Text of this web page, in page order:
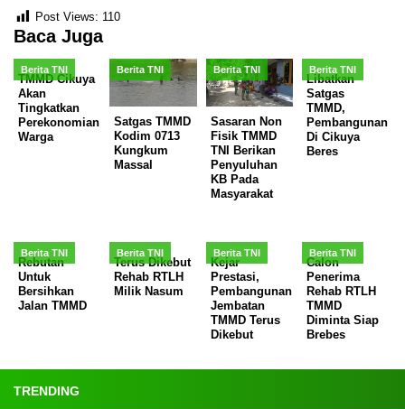
Post Views: 110
Baca Juga
Berita TNI
TMMD Cikuya
Akan
Tingkatkan
Perekonomian
Warga
Berita TNI
Satgas TMMD
Kodim 0713
Kungkum
Massal
Berita TNI
Sasaran Non
Fisik TMMD
TNI Berikan
Penyuluhan
KB Pada
Masyarakat
Berita TNI
Libatkan
Satgas
TMMD,
Pembangunan
Di Cikuya
Beres
Berita TNI
Rebutan
Untuk
Bersihkan
Jalan TMMD
Berita TNI
Terus Dikebut
Rehab RTLH
Milik Nasum
Berita TNI
Kejar
Prestasi,
Pembangunan
Jembatan
TMMD Terus
Dikebut
Berita TNI
Calon
Penerima
Rehab RTLH
TMMD
Diminta Siap
Brebes
TRENDING